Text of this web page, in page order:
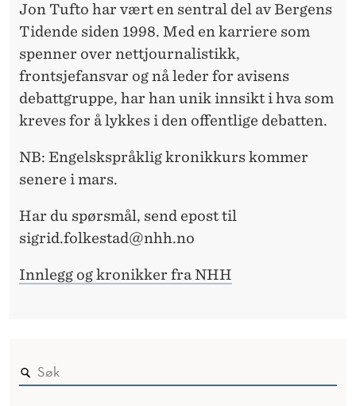
Jon Tufto har vært en sentral del av Bergens
Tidende siden 1998. Med en karriere som
spenner over nettjournalistikk,
frontsjefansvar og nå leder for avisens
debattgruppe, har han unik innsikt i hva som
kreves for å lykkes i den offentlige debatten.
NB: Engelskspråklig kronikkurs kommer
senere i mars.
Har du spørsmål, send epost til
sigrid.folkestad@nhh.no
Innlegg og kronikker fra NHH